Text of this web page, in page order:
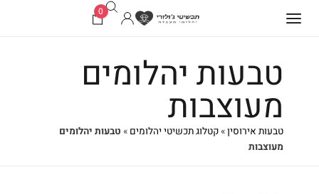
0
טבעות יהלומים
מעוצבות
טבעות אירוסין»קטלוג תכשיטי יהלומים » טבעות יהלומים
מעוצבות